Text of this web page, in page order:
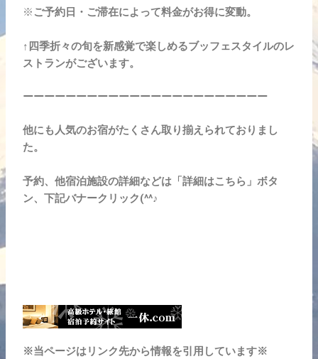
※ ご予約日・ご滞在によって料金がお得に変動。
↑四季折々の旬を新感覚で楽しめるブッフェスタイルのレ
ストランがございます。
ーーーーーーーーーーーーーーーーーーーーーーー
他にも人気のお宿がたくさん取り揃えられておりまし
た。
予約、他宿泊施設の詳細などは「詳細はこちら」ボタ
ン、下記バナークリック(^^♪
※当ページはリンク先から情報を引用しています※